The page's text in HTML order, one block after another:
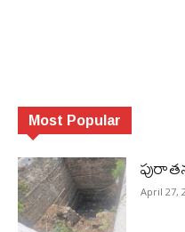
Most Popular
April 27,